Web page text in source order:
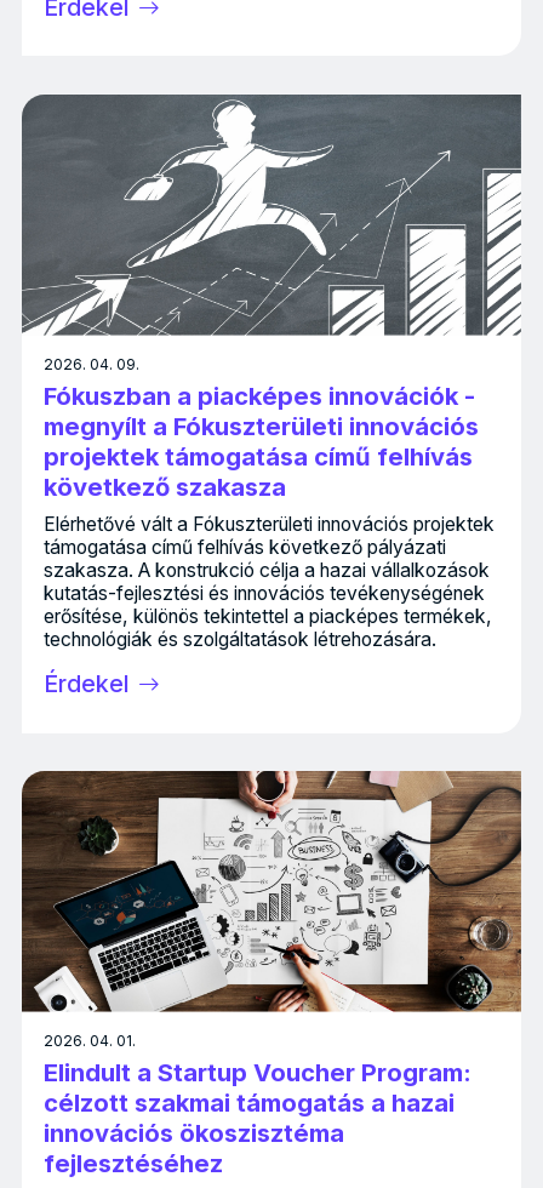
Érdekel
2026. 04. 09.
Fókuszban a piacképes innovációk -
megnyílt a Fókuszterületi innovációs
projektek támogatása című felhívás
következő szakasza
Elérhetővé vált a Fókuszterületi innovációs projektek
támogatása című felhívás következő pályázati
szakasza. A konstrukció célja a hazai vállalkozások
kutatás-fejlesztési és innovációs tevékenységének
erősítése, különös tekintettel a piacképes termékek,
technológiák és szolgáltatások létrehozására.
Érdekel
2026. 04. 01.
Elindult a Startup Voucher Program:
célzott szakmai támogatás a hazai
innovációs ökoszisztéma
fejlesztéséhez